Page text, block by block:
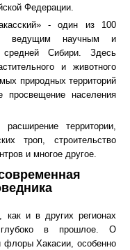
Федерации.
- один из 100
ведущим научным и
Сибири. Здесь
и животного
природных территорий
просвещение населения
территории,
троп, строительство
и многое другое.
как и в других регионах
глубоко в прошлое. О
флоры Хакасии, особенно